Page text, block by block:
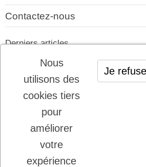
Contactez-nous
Derniers articles
01/07/2026
PLATINUM : LE
VIANDE POUR CHIENS
22/08/2025
LADYBEL : DES SOINS
GRANDE QUALITE
Inscription à la newsletter
Nous
utilisons des
cookies tiers
pour
améliorer
votre
expérience
Je refuse